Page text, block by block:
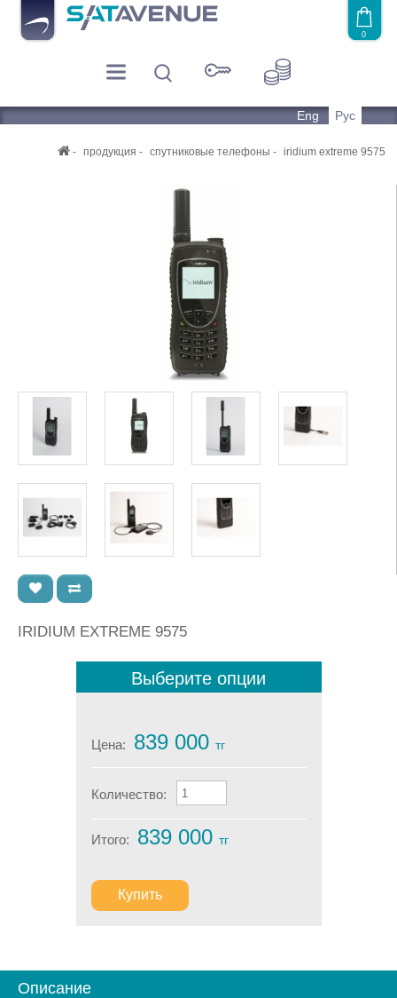
0
Eng Рус
продукция спутниковые телефоны iridium extreme 9575
IRIDIUM EXTREME 9575
Выберите опции
Цена: 839 000 тг
Количество:
Итого: 839 000 тг
Купить
Описание